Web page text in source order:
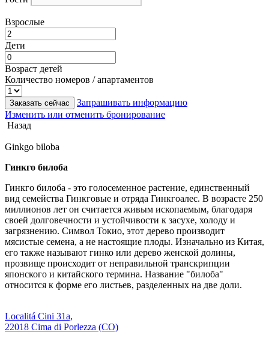
Взрослые
Дети
Возраст детей
Количество номеров / апартаментов
Заказать сейчас
Запрашивать информацию
Изменить или отменить бронирование
Назад
Ginkgo biloba
Гинкго билоба
Гинкго билоба - это голосеменное растение, единственный
вид семейства Гинкговые и отряда Гинкгоалес. В возрасте 250
миллионов лет он считается живым ископаемым, благодаря
своей долговечности и устойчивости к засухе, холоду и
загрязнению. Символ Токио, этот дерево производит
мясистые семена, а не настоящие плоды. Изначально из Китая,
его также называют гинко или дерево женской долины,
прозвище происходит от неправильной транскрипции
японского и китайского термина. Название "билоба"
относится к форме его листьев, разделенных на две доли.
Localitá Cini 31a,
22018 Cima di Porlezza (CO)